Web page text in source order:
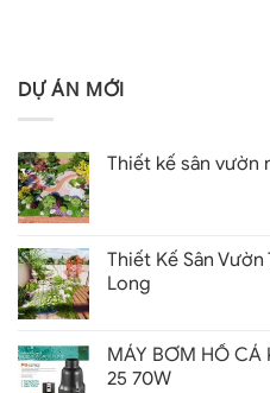
DỰ ÁN MỚI
Thiết kế sân vườn
Thiết Kế Sân Vườn
Long
MÁY BƠM HỒ CÁ
25 70W